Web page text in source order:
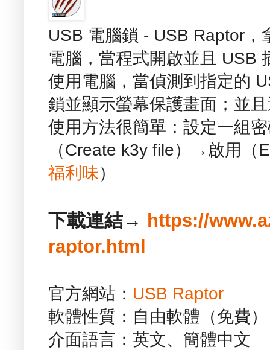
USB 電腦鎖 - USB Raptor
電腦，當程式開啟並且 USB
使用電腦，當偵測到指定的
鎖並顯示螢幕保護畫面；並
使用方法很簡單：設定一組
（Create k3y file）→啟用（
福利味）
下載連結→ https://
raptor.html
官方網站： USB Raptor
軟體性質：自由軟體（免費）
介面語言：英文、簡體中文